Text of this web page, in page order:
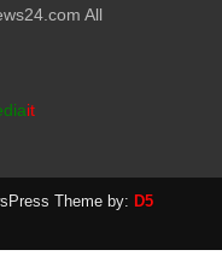
All
it
Theme by: D5